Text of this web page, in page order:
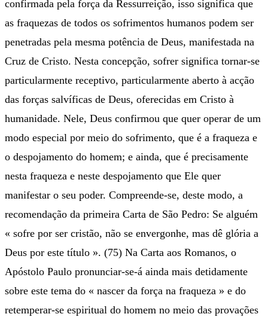
confirmada pela força da Ressurreição, isso significa que
as fraquezas de todos os sofrimentos humanos podem ser
penetradas pela mesma potência de Deus, manifestada na
Cruz de Cristo. Nesta concepção, sofrer significa tornar-se
particularmente receptivo, particularmente aberto à acção
das forças salvíficas de Deus, oferecidas em Cristo à
humanidade. Nele, Deus confirmou que quer operar de um
modo especial por meio do sofrimento, que é a fraqueza e
o despojamento do homem; e ainda, que é precisamente
nesta fraqueza e neste despojamento que Ele quer
manifestar o seu poder. Compreende-se, deste modo, a
recomendação da primeira Carta de São Pedro: Se alguém
« sofre por ser cristão, não se envergonhe, mas dê glória a
Deus por este título ». (75) Na Carta aos Romanos, o
Apóstolo Paulo pronunciar-se-á ainda mais detidamente
sobre este tema do « nascer da força na fraqueza » e do
retemperar-se espiritual do homem no meio das provações